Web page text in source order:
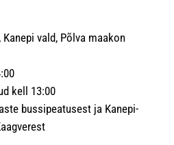
vald, Põlva maakon
kell 13:00
bussipeatusest ja Kanepi-